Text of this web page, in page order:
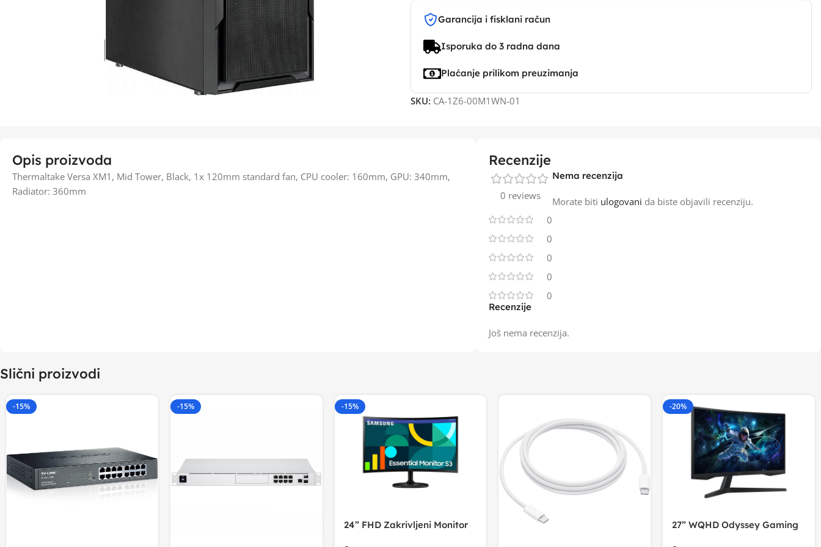
Garancija i fisklani račun
Isporuka do 3 radna dana
Plaćanje prilikom preuzimanja
SKU: CA-1Z6-00M1WN-01
Opis proizvoda
Thermaltake Versa XM1, Mid Tower, Black, 1x 120mm standard fan, CPU cooler: 160mm, GPU: 340mm,
Radiator: 360mm
Recenzije
0 reviews
0
0
0
0
0
Recenzije
Još nema recenzija.
Nema recenzija
Morate biti ulogovani da biste objavili recenziju.
Slični proizvodi
-15% -15% -15%
24” FHD Zakrivljeni Monitor
-20%
27” WQHD Odyssey Gaming